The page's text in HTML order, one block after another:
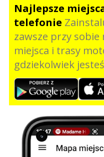
Najlepsze
telefonie
zawsze przy sobie
miejsca i trasy
gdziekolwiek